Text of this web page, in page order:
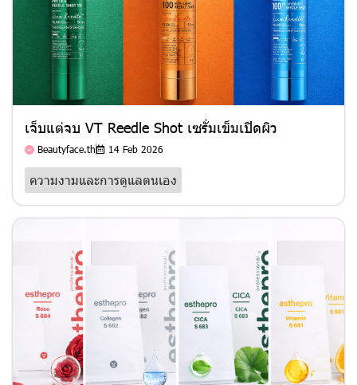
เจ็บแต่จบ VT Reedle Shot เซรั่มเข็มเปิดผิว
Beautyface.th 14 Feb 2026
ความงามและการดูแลตนเอง